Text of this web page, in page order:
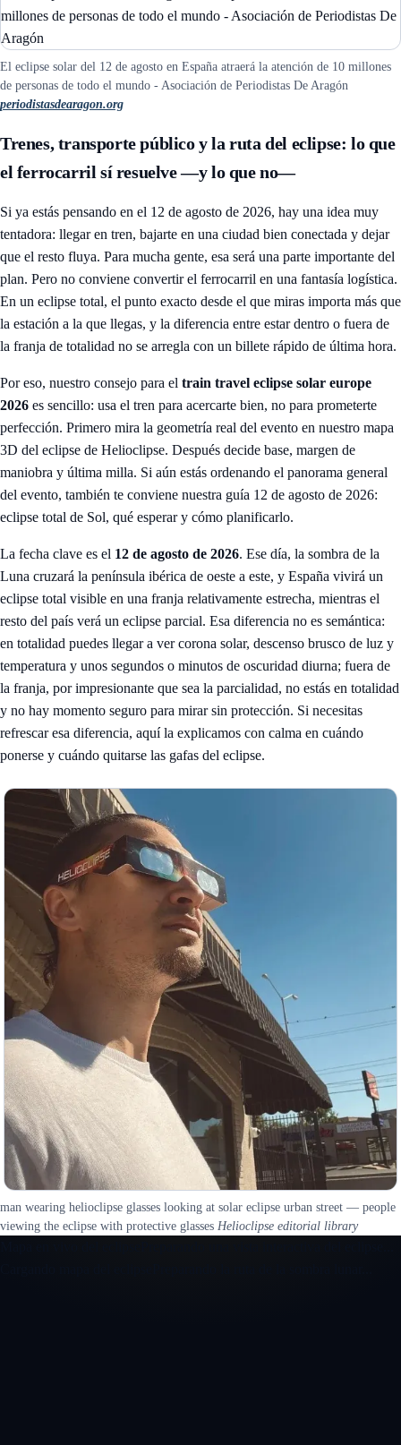
El eclipse solar del 12 de agosto en España atraerá la atención de 10 millones
de personas de todo el mundo - Asociación de Periodistas De Aragón
periodistasdearagon.org
Trenes, transporte público y la ruta del eclipse: lo que
el ferrocarril sí resuelve —y lo que no—
Si ya estás pensando en el 12 de agosto de 2026, hay una idea muy
tentadora: llegar en tren, bajarte en una ciudad bien conectada y dejar
que el resto fluya. Para mucha gente, esa será una parte importante del
plan. Pero no conviene convertir el ferrocarril en una fantasía logística.
En un eclipse total, el punto exacto desde el que miras importa más que
la estación a la que llegas, y la diferencia entre estar dentro o fuera de
la franja de totalidad no se arregla con un billete rápido de última hora.
Por eso, nuestro consejo para el train travel eclipse solar europe
2026 es sencillo: usa el tren para acercarte bien, no para prometerte
perfección. Primero mira la geometría real del evento en nuestro mapa
3D del eclipse de Helioclipse. Después decide base, margen de
maniobra y última milla. Si aún estás ordenando el panorama general
del evento, también te conviene nuestra guía 12 de agosto de 2026:
eclipse total de Sol, qué esperar y cómo planificarlo.
La fecha clave es el 12 de agosto de 2026. Ese día, la sombra de la
Luna cruzará la península ibérica de oeste a este, y España vivirá un
eclipse total visible en una franja relativamente estrecha, mientras el
resto del país verá un eclipse parcial. Esa diferencia no es semántica:
en totalidad puedes llegar a ver corona solar, descenso brusco de luz y
temperatura y unos segundos o minutos de oscuridad diurna; fuera de
la franja, por impresionante que sea la parcialidad, no estás en totalidad
y no hay momento seguro para mirar sin protección. Si necesitas
refrescar esa diferencia, aquí la explicamos con calma en cuándo
ponerse y cuándo quitarse las gafas del eclipse.
man wearing helioclipse glasses looking at solar eclipse urban street — people
viewing the eclipse with protective glasses Helioclipse editorial library